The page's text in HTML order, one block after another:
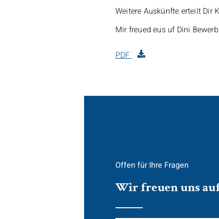
Weitere Auskünfte erteilt Dir
Mir freued eus uf Dini
PDF
Offen für Ihre Fragen
Wir freuen uns